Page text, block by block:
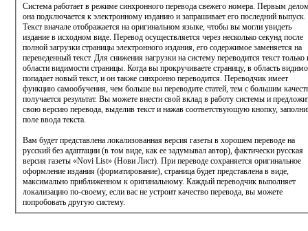
Система работает в режиме синхронного перевода свежего номера. Первым делом
она подключается к электронному изданию и запрашивает его последний выпуск.
Текст вначале отображается на оригинальном языке, чтобы вы могли увидеть
издание в исходном виде. Перевод осуществляется через несколько секунд после
полной загрузки страницы электронного издания, его содержимое заменяется на
переведенный текст. Для снижения нагрузки на систему переводится текст только
области видимости страницы. Когда вы прокручиваете страницу, в область
попадает новый текст, и он также синхронно переводится. Переводчик имеет
функцию самообучения, чем больше вы переводите статей, тем с большим
получается результат. Вы можете внести свой вклад в работу системы и
свою версию перевода, выделив текст и нажав соответствующую кнопку,
поле ввода текста.
Вам будет представлена локализованная версия газеты в хорошем переводе на
русский без адаптации (в том виде, как ее задумывал автор), фактически русская
версия газеты «Novi List» (Нови Лист). При переводе сохраняется оригинальное
оформление издания (форматирование), страница будет представлена в виде,
максимально приближенном к оригинальному. Каждый переводчик выполняет
локализацию по-своему, если вас не устроит качество перевода, вы можете
попробовать другую систему.